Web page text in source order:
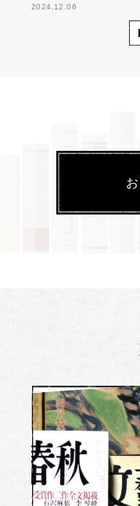
2024.12.06